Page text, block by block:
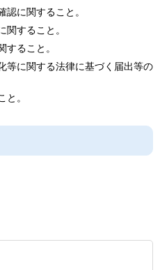
に関すること。
関すること。
すること。
等に関する法律に基づく届出等の
と。